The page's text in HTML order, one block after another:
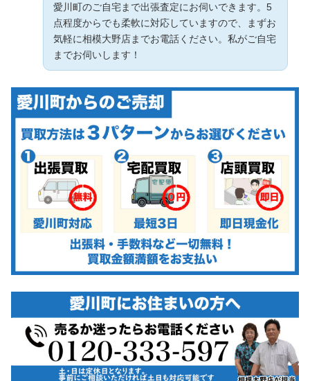
愛川町のご自宅まで出張査定にお伺いできます。5
点程度からでも柔軟に対応していますので、まずお
気軽に相模大野店までお電話ください。私がご自宅
までお伺いします！